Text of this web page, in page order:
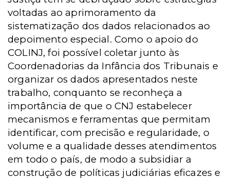
voltadas ao aprimoramento da
sistematização dos dados relacionados ao
depoimento especial. Como o apoio do
COLINJ, foi possível coletar junto às
Coordenadorias da Infância dos Tribunais e
organizar os dados apresentados neste
trabalho, conquanto se reconheça a
importância de que o CNJ estabelecer
mecanismos e ferramentas que permitam
identificar, com precisão e regularidade, o
volume e a qualidade desses atendimentos
em todo o país, de modo a subsidiar a
construção de políticas judiciárias eficazes e